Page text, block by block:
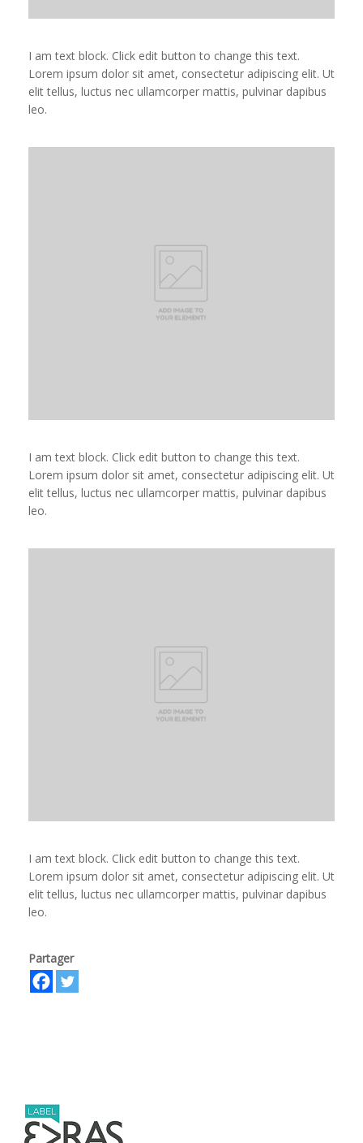
I am text block. Click edit button to change this text.
Lorem ipsum dolor sit amet, consectetur adipiscing elit. Ut
elit tellus, luctus nec ullamcorper mattis, pulvinar dapibus
leo.
I am text block. Click edit button to change this text.
Lorem ipsum dolor sit amet, consectetur adipiscing elit. Ut
elit tellus, luctus nec ullamcorper mattis, pulvinar dapibus
leo.
I am text block. Click edit button to change this text.
Lorem ipsum dolor sit amet, consectetur adipiscing elit. Ut
elit tellus, luctus nec ullamcorper mattis, pulvinar dapibus
leo.
Partager